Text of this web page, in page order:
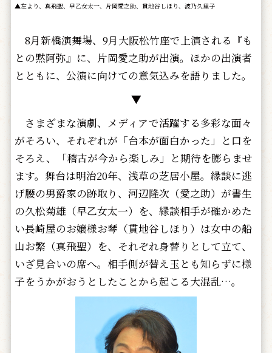
▲左より、真飛聖、早乙女太一、片岡愛之助、貫地谷しほり、波乃久里子
8月新橋演舞場、9月大阪松竹座で上演される『も
との黙阿弥』に、片岡愛之助が出演。ほかの出演者
とともに、公演に向けての意気込みを語りました。
▼
さまざまな演劇、メディアで活躍する多彩な面々
がそろい、それぞれが「台本が面白かった」と口を
そろえ、「稽古が今から楽しみ」と期待を膨らませ
ます。舞台は明治20年、浅草の芝居小屋。縁談に逃
げ腰の男爵家の跡取り、河辺隆次（愛之助）が書生
の久松菊雄（早乙女太一）を、縁談相手が確かめた
い長崎屋のお嬢様お琴（貫地谷しほり）は女中の船
山お繁（真飛聖）を、それぞれ身替りとして立て、
いざ見合いの席へ。相手側が替え玉とも知らずに様
子をうかがおうとしたことから起こる大混乱…。